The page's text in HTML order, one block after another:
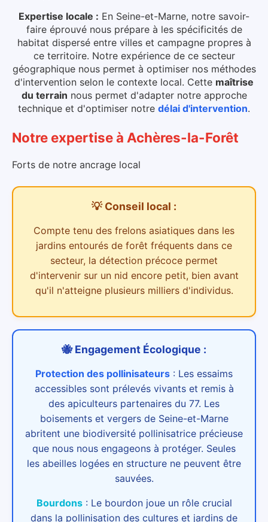
Expertise locale : En Seine-et-Marne, notre savoir-
faire éprouvé nous prépare à les spécificités de
habitat dispersé entre villes et campagne propres à
ce territoire. Notre expérience de ce secteur
géographique nous permet à optimiser nos méthodes
d'intervention selon le contexte local. Cette maîtrise
du terrain nous permet d'adapter notre approche
technique et d'optimiser notre délai d'intervention.
Notre expertiseà Achères-la-Forêt
Forts de notre ancrage local
💡 Conseil local :
Compte tenu des frelons asiatiques dans les
jardins entourés de forêt fréquents dans ce
secteur, la détection précoce permet
d'intervenir sur un nid encore petit, bien avant
qu'il n'atteigne plusieurs milliers d'individus.
🐝 Engagement Écologique :
Protection des pollinisateurs : Les essaims
accessibles sont prélevés vivants et remis à
des apiculteurs partenaires du 77. Les
boisements et vergers de Seine-et-Marne
abritent une biodiversité pollinisatrice précieuse
que nous nous engageons à protéger. Seules
les abeilles logées en structure ne peuvent être
sauvées.
Bourdons : Le bourdon joue un rôle crucial
dans la pollinisation des cultures et jardins de